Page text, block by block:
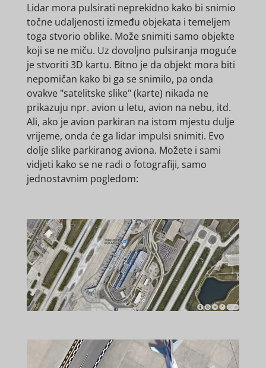
Lidar mora pulsirati neprekidno kako bi snimio
točne udaljenosti između objekata i temeljem
toga stvorio oblike. Može snimiti samo objekte
koji se ne miču. Uz dovoljno pulsiranja moguće
je stvoriti 3D kartu. Bitno je da objekt mora biti
nepomičan kako bi ga se snimilo, pa onda
ovakve "satelitske slike" (karte) nikada ne
prikazuju npr. avion u letu, avion na nebu, itd.
Ali, ako je avion parkiran na istom mjestu dulje
vrijeme, onda će ga lidar impulsi snimiti. Evo
dolje slike parkiranog aviona. Možete i sami
vidjeti kako se ne radi o fotografiji, samo
jednostavnim pogledom: